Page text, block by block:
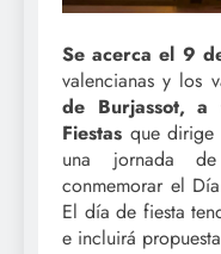
Se acerca el 9
valencianas y los
de Burjassot, a
Fiestas que dirige
una jornada
conmemorar el
El día de fiesta
e incluirá